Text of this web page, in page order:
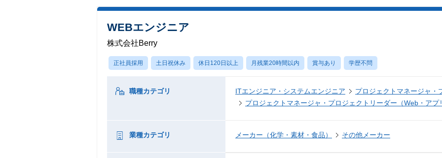
WEBエンジニア
株式会社Berry
正社員採用 土日祝休み 休日120日以上 月残業20時間以内 賞与あり 学歴不問
職種カテゴリ ITエンジニア・システムエンジニア
プロジェクトマネージャ・
プロジェクトマネージャ・プロジェクトリーダー（Web・アプ
業種カテゴリ メーカー（化学・素材・食品） その他メーカー